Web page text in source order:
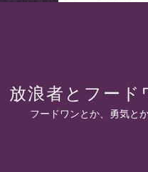
放浪者とフード
フードワンとか、勇気と